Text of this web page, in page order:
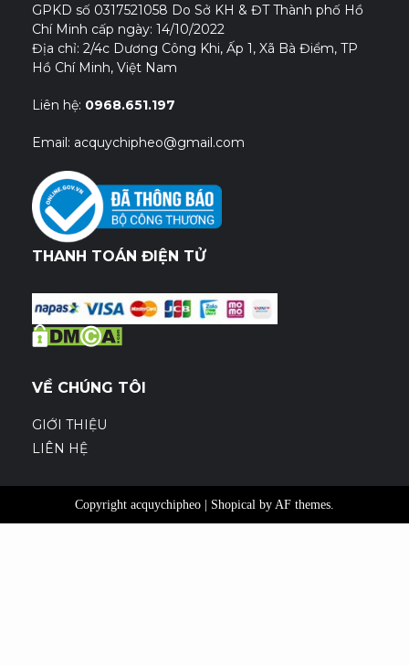
GPKD số 0317521058 Do Sở KH & ĐT Thành phố Hồ
Chí Minh cấp ngày: 14/10/2022
Địa chỉ: 2/4c Dương Công Khi, Ấp 1, Xã Bà Điểm, TP
Hồ Chí Minh, Việt Nam
Liên hệ: 0968.651.197
Email: acquychipheo@gmail.com
THANH TOÁN ĐIỆN TỬ
VỀ CHÚNG TÔI
GIỚI THIỆU
LIÊN HỆ
Copyright acquychipheo | Shopical by AF themes.